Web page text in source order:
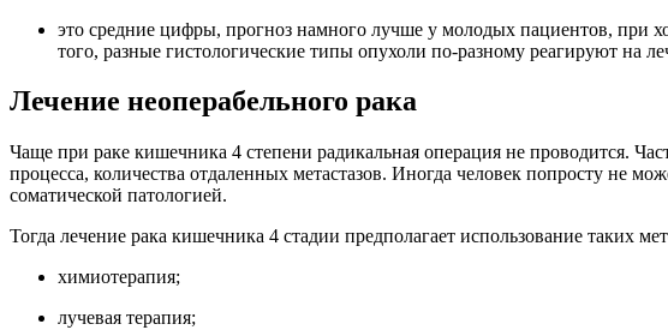
это средние цифры, прогноз намного лучше у молодых пациентов, при
того, разные гистологические типы опухоли по-разному реагируют на
Лечение неоперабельного рака
Чаще при раке кишечника 4 степени радикальная операция не проводится.
процесса, количества отдаленных метастазов. Иногда человек попросту не
соматической патологией.
Тогда лечение рака кишечника 4 стадии предполагает использование таких
химиотерапия;
лучевая терапия;